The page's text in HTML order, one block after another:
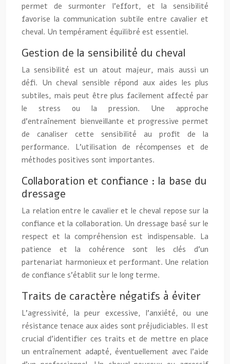
permet de surmonter l’effort, et la sensibilité
favorise la communication subtile entre cavalier et
cheval. Un tempérament équilibré est essentiel.
Gestion de la sensibilité du cheval
La sensibilité est un atout majeur, mais aussi un
défi. Un cheval sensible répond aux aides les plus
subtiles, mais peut être plus facilement affecté par
le stress ou la pression. Une approche
d’entraînement bienveillante et progressive permet
de canaliser cette sensibilité au profit de la
performance. L’utilisation de récompenses et de
méthodes positives sont importantes.
Collaboration et confiance : la base du
dressage
La relation entre le cavalier et le cheval repose sur la
confiance et la collaboration. Un dressage basé sur le
respect et la compréhension est indispensable. La
patience et la cohérence sont les clés d’un
partenariat harmonieux et performant. Une relation
de confiance s’établit sur le long terme.
Traits de caractère négatifs à éviter
L’agressivité, la peur excessive, l’anxiété, ou une
résistance tenace aux aides sont préjudiciables. Il est
crucial d’identifier ces traits et de mettre en place
un entraînement adapté, éventuellement avec l’aide